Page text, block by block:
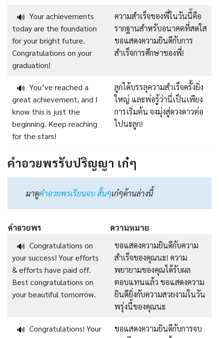
🔊 Your achievements
today are the foundation
for your bright future.
Congratulations on your
graduation!
ความสำเร็จของพี่ในวันนี้คือ
รากฐานสำหรับอนาคตที่สดใส
ขอแสดงความยินดีกับการ
สำเร็จการศึกษาของพี่!
🔊 You’ve reached a
great achievement, and I
know this is just the
beginning. Keep reaching
for the stars!
ลูกได้บรรลุความสำเร็จครั้งยิ่ง
ใหญ่ และพ่อรู้ว่านี่เป็นเพียง
การเริ่มต้น จงมุ่งสู่ดวงดาวต่อ
ไปนะลูก!
คําอวยพรรับปริญญา เก๋ๆ
มาดูคําอวยพรเรียนจบ สั้นๆเก๋ๆด้านล่างนี้
คำอวยพร
ความหมาย
🔊 Congratulations on
your success! Your efforts
& efforts have paid off.
Best congratulations on
your beautiful tomorrow.
ขอแสดงความยินดีกับความ
สำเร็จของคุณนะ! ความ
พยายามของคุณได้รับผล
ตอบแทนแล้ว ขอแสดงความ
ยินดียิ่งกับความสวยงามในวัน
พรุ่งนี้ของคุณนะ
🔊 Congratulations! Your
ขอแสดงความยินดีกับการจบ